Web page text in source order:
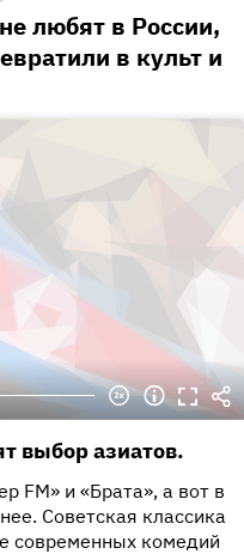
любят в России,
в культ и
выбор азиатов.
FM» и «Брата», а вот в
Советская классика
современных комедий